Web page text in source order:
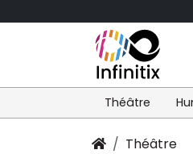
Théâtre
Théâtre